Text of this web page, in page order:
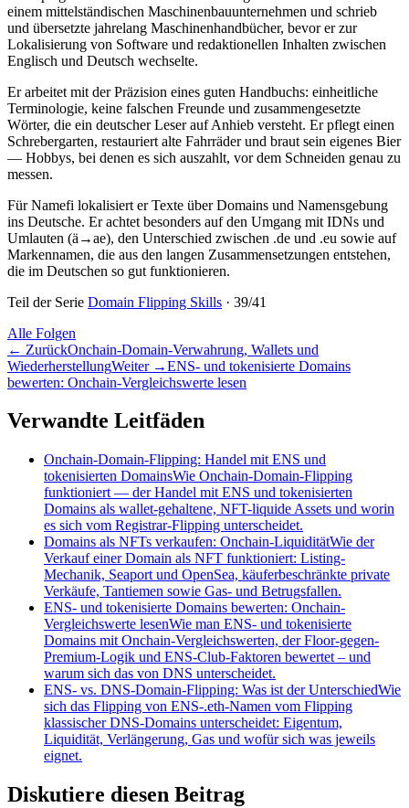
einem mittelständischen Maschinenbauunternehmen und schrieb
und übersetzte jahrelang Maschinenhandbücher, bevor er zur
Lokalisierung von Software und redaktionellen Inhalten zwischen
Englisch und Deutsch wechselte.
Er arbeitet mit der Präzision eines guten Handbuchs: einheitliche
Terminologie, keine falschen Freunde und zusammengesetzte
Wörter, die ein deutscher Leser auf Anhieb versteht. Er pflegt einen
Schrebergarten, restauriert alte Fahrräder und braut sein eigenes Bier
— Hobbys, bei denen es sich auszahlt, vor dem Schneiden genau zu
messen.
Für Namefi lokalisiert er Texte über Domains und Namensgebung
ins Deutsche. Er achtet besonders auf den Umgang mit IDNs und
Umlauten (ä→ae), den Unterschied zwischen .de und .eu sowie auf
Markennamen, die aus den langen Zusammensetzungen entstehen,
die im Deutschen so gut funktionieren.
Teil der Serie Domain Flipping Skills · 39/41
Alle Folgen
← ZurückOnchain-Domain-Verwahrung, Wallets und
WiederherstellungWeiter→ENS- und tokenisierte Domains
bewerten: Onchain-Vergleichswerte lesen
Verwandte Leitfäden
Onchain-Domain-Flipping: Handel mit ENS und
tokenisierten DomainsWie Onchain-Domain-Flipping
funktioniert — der Handel mit ENS und tokenisierten
Domains als wallet-gehaltene, NFT-liquide Assets und worin
es sich vom Registrar-Flipping unterscheidet.
Domains als NFTs verkaufen: Onchain-LiquiditätWie der
Verkauf einer Domain als NFT funktioniert: Listing-
Mechanik, Seaport und OpenSea, käuferbeschränkte private
Verkäufe, Tantiemen sowie Gas- und Betrugsfallen.
ENS- und tokenisierte Domains bewerten: Onchain-
Vergleichswerte lesenWie man ENS- und tokenisierte
Domains mit Onchain-Vergleichswerten, der Floor-gegen-
Premium-Logik und ENS-Club-Faktoren bewertet – und
warum sich das von DNS unterscheidet.
ENS- vs. DNS-Domain-Flipping: Was ist der UnterschiedWie
sich das Flipping von ENS-.eth-Namen vom Flipping
klassischer DNS-Domains unterscheidet: Eigentum,
Liquidität, Verlängerung, Gas und wofür sich was jeweils
eignet.
Diskutiere diesen Beitrag